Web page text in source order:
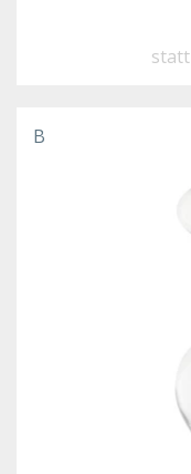
statt
B